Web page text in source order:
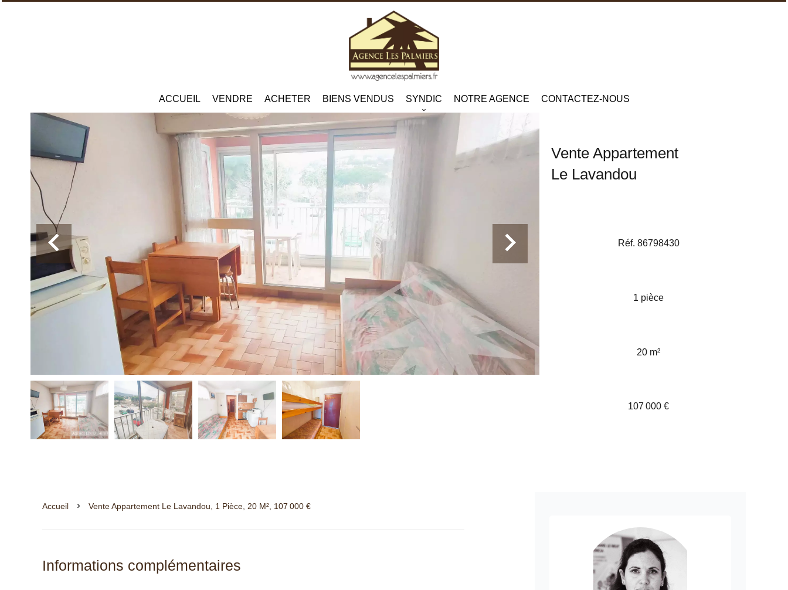
ACCUEIL VENDRE ACHETER BIENS VENDUS SYNDIC NOTRE AGENCE CONTACTEZ-NOUS
Vente Appartement
Le Lavandou
Réf. 86798430
1 pièce
20 m²
107 000 €
Accueil Vente Appartement Le Lavandou, 1 Pièce, 20 M², 107 000 €
Informations complémentaires